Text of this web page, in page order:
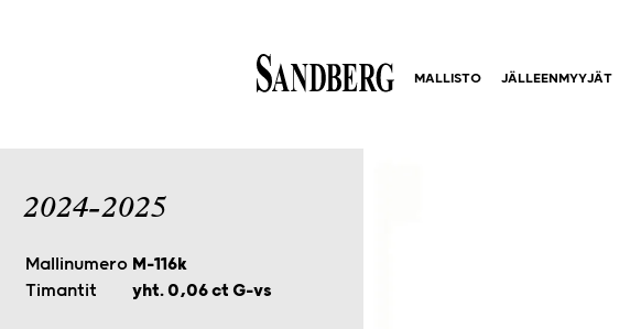
2024-2025
Mallinumero M-116k
Timantit
yht. 0,06 ct G-vs
MALLISTO JÄLLEENMYYJÄT